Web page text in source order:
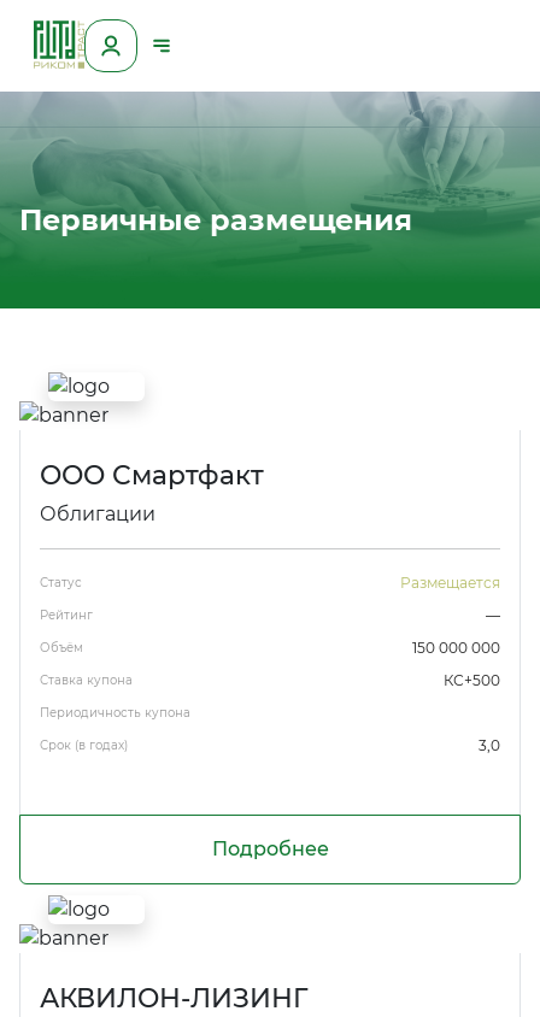
Первичные размещения
ООО Смартфакт
Облигации
Статус Размещается
Рейтинг —
Объём 150 000 000
Ставка купона КС+500
Периодичность купона
Срок (в годах) 3,0
Подробнее
АКВИЛОН-ЛИЗИНГ